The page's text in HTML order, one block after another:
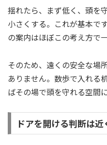
揺れたら、まず低く、頭を
小さくする。これが基本で
の案内はほぼこの考え方で
そのため、遠くの安全な場
ありません。数歩で入れる
ばその場で頭を守れる空間
ドアを開ける判断は